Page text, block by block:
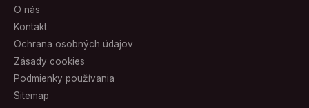
O nás
Kontakt
Ochrana osobných údajov
Zásady cookies
Podmienky používania
Sitemap